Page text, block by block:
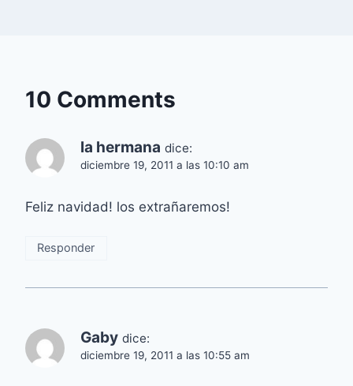
10 Comments
la hermana dice:
diciembre 19, 2011 a las 10:10 am
Feliz navidad! los extrañaremos!
Responder
Gaby dice:
diciembre 19, 2011 a las 10:55 am